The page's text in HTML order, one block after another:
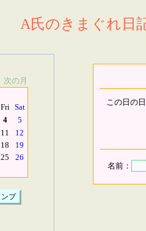
A氏のきまぐれ日
次の月
Fri Sat
4
5
11
12
18
19
25
26
この日の
名前：